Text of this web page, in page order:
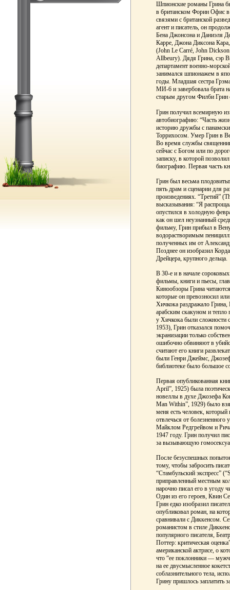
Шпионские романы Грина
в британском Форин Офис
связями с британской
агент и писатель, он
Бена Джонсона и Даниэля
Карре, Джона Диксона
(John Le Carré, John
Allbeury). Дядя Грина, сэр
департамент военно-
занимался шпионажем в
годы. Младшая сестра
МИ-6 и завербовала брата
старым другом Филби Грин
Грин получил всемирную
автобиографию: “Часть
историю дружбы с
Торрихосом. Умер Грин в
Во время службы
сейчас с Богом или по
записку, в которой
биографию. Первая часть
Грин был весьма
пять драм и сценарии для
произведениях. “Третий”
высказывания: “Я
опустился в холодную
как он шел неузнанный
фильму, Грин прибыл в
водорастворимым
полученных им от
Позднее он изобразил
Дрейцера, крупного дельца.
В 30-е и в начале
фильмы, книги и пьесы,
Кинообзоры Грина
которые он превозносил
Хичкока раздражало Грина,
арабским скакуном и
у Хичкока были сложности
1953), Грин отказался
экранизации только
ошибочно обвиняют в
считают его книги
были Генри Джеймс,
библиотеке было большое
Первая опубликованная
April”, 1925) была
новеллы в духе Джозефа
Man Within”, 1929) было
меня есть человек, который
отвлечься от болезненного
Майклом Редгрейвом и
1947 году. Грин получил
за вызывающую
После безуспешных
тому, чтобы забросить
“Стамбульский экспресс”
приправленный местным
нарочно писал его в угоду
Один из его героев, Квин
Грин едко изобразил
опубликовал роман, на
сравнивали с Диккенсом.
романистом в стиле
популярного писателя,
Поттер: критическая
американской актрисе, о
что “ее поклонники —
на ее двусмысленное
соблазнительного тела,
Грину пришлось заплатить